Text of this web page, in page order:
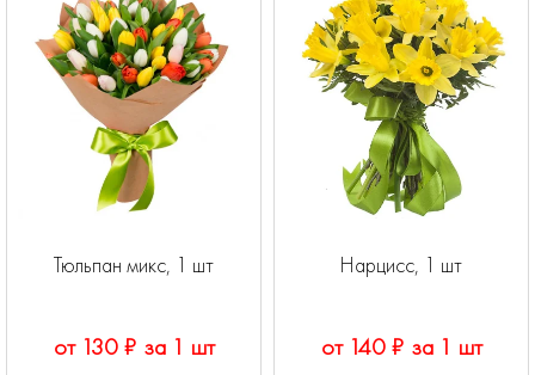
Тюльпан микс, 1 шт
от 130 ₽ за 1 шт
Нарцисс, 1 шт
от 140 ₽ за 1 шт